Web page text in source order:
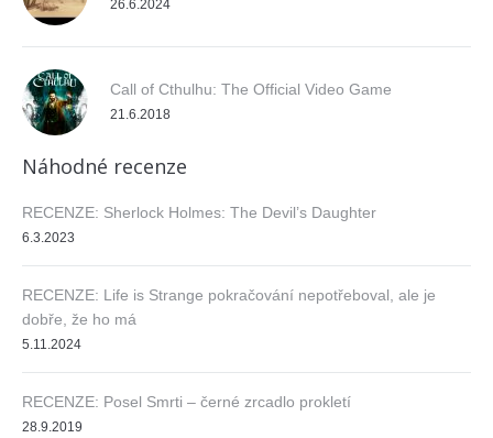
26.6.2024
Call of Cthulhu: The Official Video Game
21.6.2018
Náhodné recenze
RECENZE: Sherlock Holmes: The Devil’s Daughter
6.3.2023
RECENZE: Life is Strange pokračování nepotřeboval, ale je
dobře, že ho má
5.11.2024
RECENZE: Posel Smrti – černé zrcadlo prokletí
28.9.2019